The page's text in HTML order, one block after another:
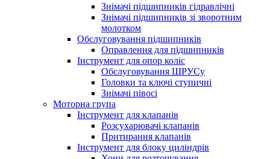
Знімачі підшипників гідравлічні
Знімачі підшипників зі зворотним
молотком
Обслуговування підшипників
Оправлення для підшипників
Інструмент для опор коліс
Обслуговування ШРУСу
Головки та ключі ступичні
Знімачі півосі
Моторна група
Інструмент для клапанів
Розсухарювачі клапанів
Притирання клапанів
Інструмент для блоку циліндрів